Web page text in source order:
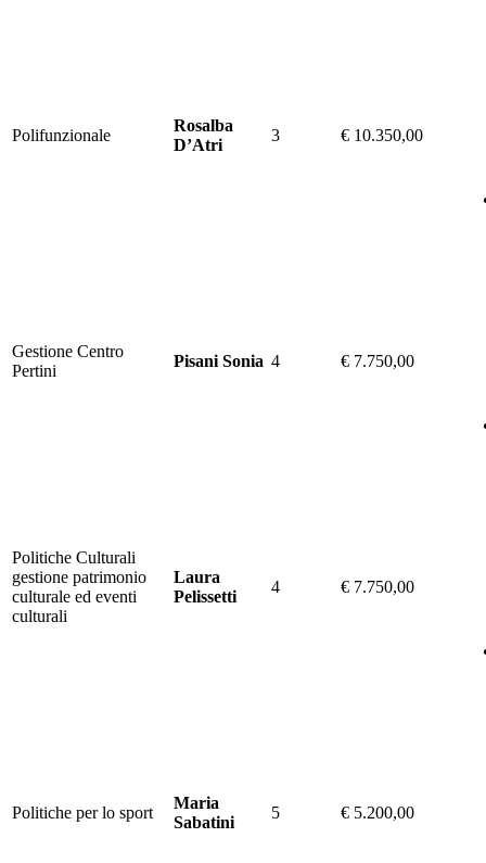
Polifunzionale
Rosalba
D’Atri
3 € 10.350,00
Gestione Centro
Pertini
Pisani Sonia 4 € 7.750,00
Politiche Culturali
gestione patrimonio
culturale ed eventi
culturali
Laura
Pelissetti
4 € 7.750,00
Politiche per lo sport
Maria
Sabatini
5 € 5.200,00